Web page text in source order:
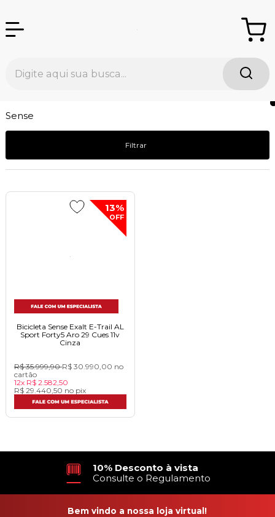
Sense
Filtrar
13%
OFF
Bicicleta Sense Exalt E-Trail AL
Sport Forty5 Aro 29 Cues 11v
Cinza
R$ 35.999,90R$ 30.990,00 no
cartão
12x R$ 2.582,50
R$ 29.440,50 no pix
10% Desconto à vista
Consulte o Regulamento
Bem vindo a nossa loja virtual!